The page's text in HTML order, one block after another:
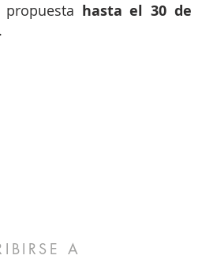
hasta el 30 de
A